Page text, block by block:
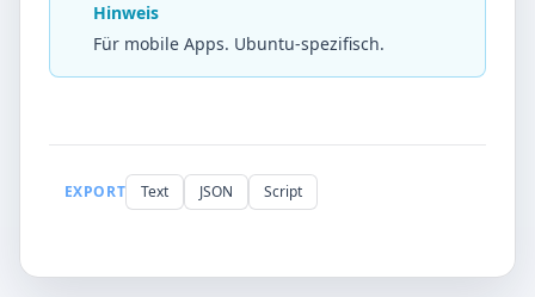
Hinweis
Für mobile Apps. Ubuntu-spezifisch.
EXPORT Text JSON Script